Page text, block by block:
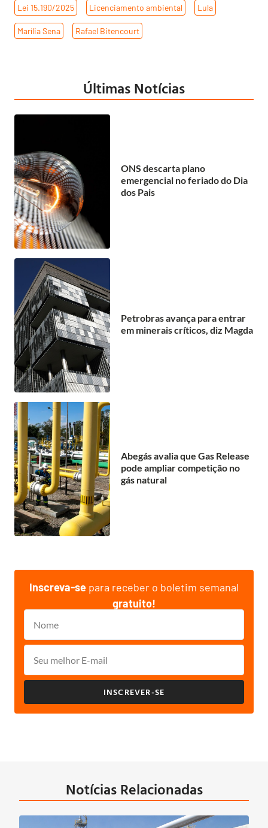
Lei 15.190/2025 Licenciamento ambiental Lula
Marília Sena Rafael Bitencourt
Últimas Notícias
ONS descarta plano
emergencial no feriado do Dia
dos Pais
Petrobras avança para entrar
em minerais críticos, diz Magda
Abegás avalia que Gas Release
pode ampliar competição no
gás natural
Inscreva-se para receber o boletim semanal
gratuito!
INSCREVER-SE
Notícias Relacionadas